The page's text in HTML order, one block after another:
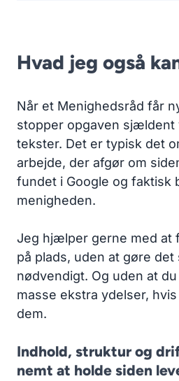
Hvad jeg også
Når et Menighedsråd får
stopper opgaven sjældent
tekster. Det er typisk det
arbejde, der afgør om
fundet i Google og faktisk
menigheden.
Jeg hjælper gerne med at
på plads, uden at gøre det
nødvendigt. Og uden at
masse ekstra ydelser,
dem.
Indhold, struktur og
nemt at holde siden